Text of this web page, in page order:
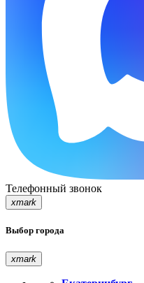
Телефонный звонок
xmark
Выбор города
xmark